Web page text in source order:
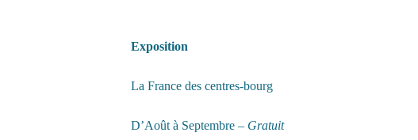
Exposition
La France des centres-bourg
D’Août à Septembre – Gratuit